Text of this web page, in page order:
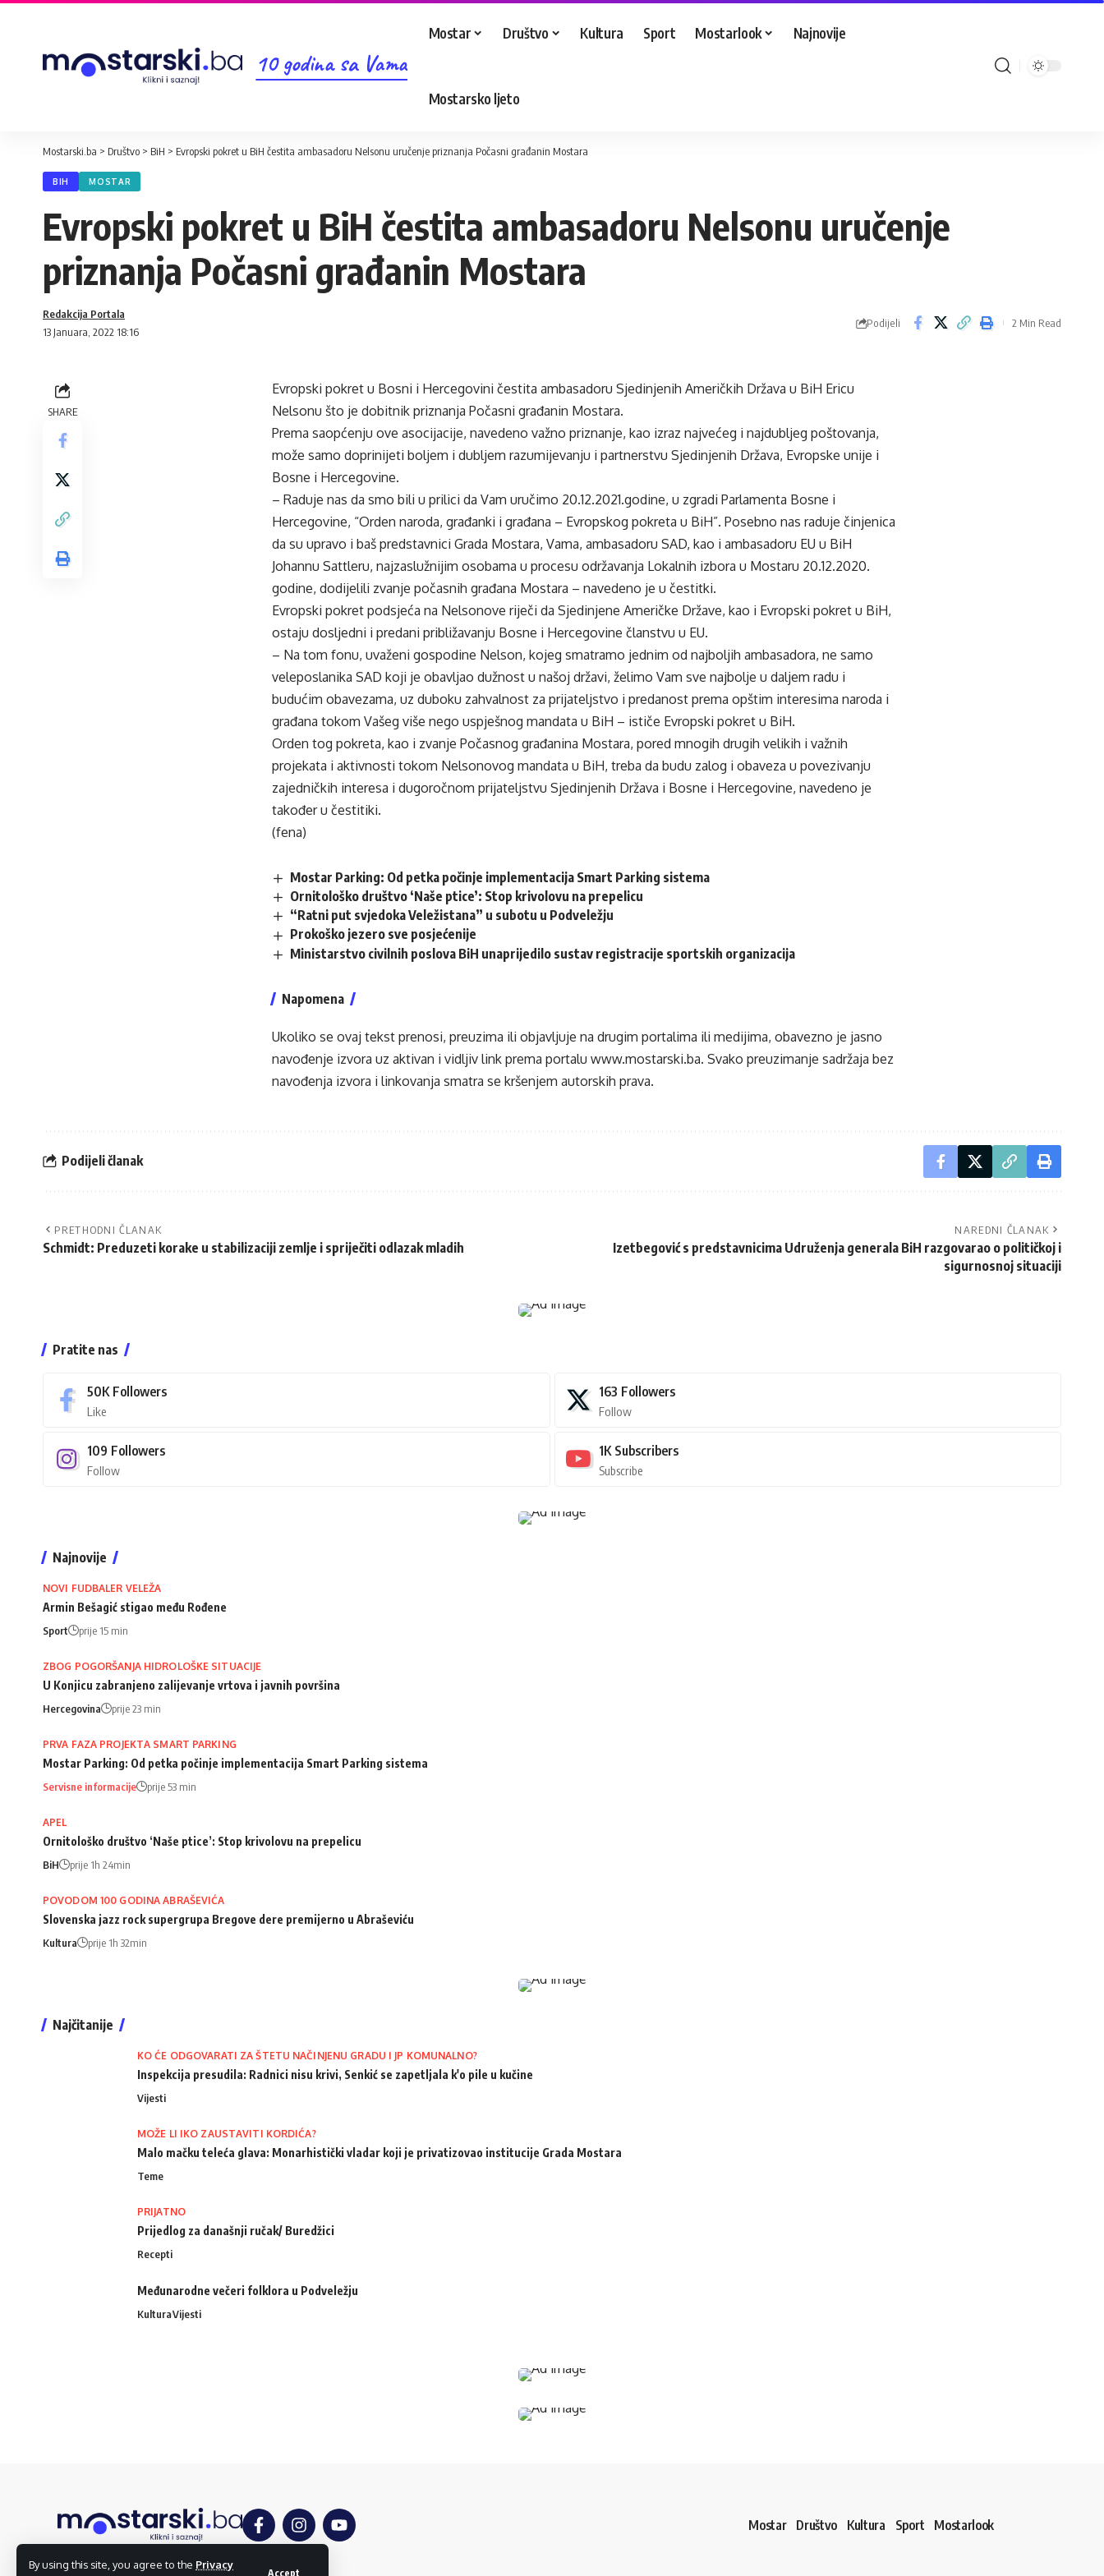
By using this site, you agree to the Privacy
Accept
10 godina sa Vama
Mostar Društvo Kultura Sport Mostarlook Najnovije
Mostarsko ljeto
Mostarski.ba > Društvo > BiH > Evropski pokret u BiH čestita ambasadoru Nelsonu uručenje priznanja Počasni građanin Mostara
BIH MOSTAR
Evropski pokret u BiH čestita ambasadoru Nelsonu uručenje
priznanja Počasni građanin Mostara
13 Januara, 2022 18:16
Redakcija Portala
Podijeli 2 Min Read
SHARE
Evropski pokret u Bosni i Hercegovini čestita ambasadoru Sjedinjenih Američkih Država u BiH Ericu
Nelsonu što je dobitnik priznanja Počasni građanin Mostara.
Prema saopćenju ove asocijacije, navedeno važno priznanje, kao izraz najvećeg i najdubljeg poštovanja,
može samo doprinijeti boljem i dubljem razumijevanju i partnerstvu Sjedinjenih Država, Evropske unije i
Bosne i Hercegovine.
– Raduje nas da smo bili u prilici da Vam uručimo 20.12.2021.godine, u zgradi Parlamenta Bosne i
Hercegovine, “Orden naroda, građanki i građana – Evropskog pokreta u BiH”. Posebno nas raduje činjenica
da su upravo i baš predstavnici Grada Mostara, Vama, ambasadoru SAD, kao i ambasadoru EU u BiH
Johannu Sattleru, najzaslužnijim osobama u procesu održavanja Lokalnih izbora u Mostaru 20.12.2020.
godine, dodijelili zvanje počasnih građana Mostara – navedeno je u čestitki.
Evropski pokret podsjeća na Nelsonove riječi da Sjedinjene Američke Države, kao i Evropski pokret u BiH,
ostaju dosljedni i predani približavanju Bosne i Hercegovine članstvu u EU.
– Na tom fonu, uvaženi gospodine Nelson, kojeg smatramo jednim od najboljih ambasadora, ne samo
veleposlanika SAD koji je obavljao dužnost u našoj državi, želimo Vam sve najbolje u daljem radu i
budućim obavezama, uz duboku zahvalnost za prijateljstvo i predanost prema opštim interesima naroda i
građana tokom Vašeg više nego uspješnog mandata u BiH – ističe Evropski pokret u BiH.
Orden tog pokreta, kao i zvanje Počasnog građanina Mostara, pored mnogih drugih velikih i važnih
projekata i aktivnosti tokom Nelsonovog mandata u BiH, treba da budu zalog i obaveza u povezivanju
zajedničkih interesa i dugoročnom prijateljstvu Sjedinjenih Država i Bosne i Hercegovine, navedeno je
također u čestitiki.
(fena)
Mostar Parking: Od petka počinje implementacija Smart Parking sistema
Ornitološko društvo ‘Naše ptice’: Stop krivolovu na prepelicu
“Ratni put svjedoka Veležistana” u subotu u Podveležju
Prokoško jezero sve posjećenije
Ministarstvo civilnih poslova BiH unaprijedilo sustav registracije sportskih organizacija
Napomena
Ukoliko se ovaj tekst prenosi, preuzima ili objavljuje na drugim portalima ili medijima, obavezno je jasno
navođenje izvora uz aktivan i vidljiv link prema portalu www.mostarski.ba. Svako preuzimanje sadržaja bez
navođenja izvora i linkovanja smatra se kršenjem autorskih prava.
Podijeli članak
PRETHODNI ČLANAK
Schmidt: Preduzeti korake u stabilizaciji zemlje i spriječiti odlazak mladih
NAREDNI ČLANAK
Izetbegović s predstavnicima Udruženja generala BiH razgovarao o političkoj i
sigurnosnoj situaciji
Pratite nas
50K Followers
Like
163 Followers
Follow
109 Followers
Follow
1K Subscribers
Subscribe
Najnovije
NOVI FUDBALER VELEŽA
Armin Bešagić stigao među Rođene
Sport prije 15 min
ZBOG POGORŠANJA HIDROLOŠKE SITUACIJE
U Konjicu zabranjeno zalijevanje vrtova i javnih površina
Hercegovina prije 23 min
PRVA FAZA PROJEKTA SMART PARKING
Mostar Parking: Od petka počinje implementacija Smart Parking sistema
Servisne informacije prije 53 min
APEL
Ornitološko društvo ‘Naše ptice’: Stop krivolovu na prepelicu
BiH prije 1h 24min
POVODOM 100 GODINA ABRAŠEVIĆA
Slovenska jazz rock supergrupa Bregove dere premijerno u Abraševiću
Kultura prije 1h 32min
Najčitanije
KO ĆE ODGOVARATI ZA ŠTETU NAČINJENU GRADU I JP KOMUNALNO?
Inspekcija presudila: Radnici nisu krivi, Senkić se zapetljala k'o pile u kučine
Vijesti
MOŽE LI IKO ZAUSTAVITI KORDIĆA?
Malo mačku teleća glava: Monarhistički vladar koji je privatizovao institucije Grada Mostara
Teme
PRIJATNO
Prijedlog za današnji ručak/ Buredžici
Recepti
Međunarodne večeri folklora u Podveležju
KulturaVijesti
Mostar Društvo Kultura Sport Mostarlook